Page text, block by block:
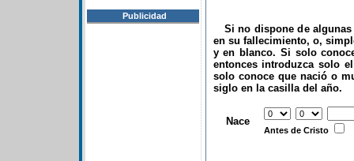
Publicidad
Si no dispone de algunas
en su fallecimiento, o,
y en blanco. Si solo
entonces introduzca solo
solo conoce que nació o
siglo en la casilla del año.
Nace
Antes de Cristo